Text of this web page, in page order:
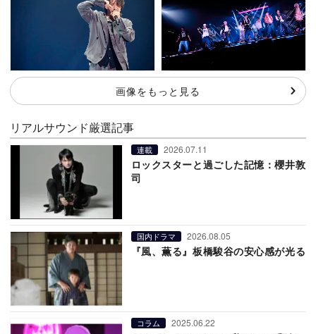
画像をもっと見る
リアルサウンド厳選記事
連載 2026.07.11
ロックスターと過ごした記憶：櫻井敦
司
国内ドラマ 2026.08.05
『風、薫る』板橋駿谷の安心感が光る
コラム 2025.06.22